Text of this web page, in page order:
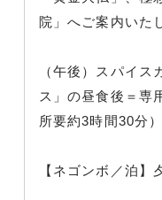
院」へご案内いた
（午後）スパイス
ス」の昼食後＝専
所要約3時間30分）
【ネゴンボ／泊】